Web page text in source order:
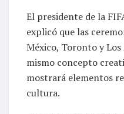
El presidente de la
explicó que las
México, Toronto y
mismo concepto
mostrará elementos
cultura.